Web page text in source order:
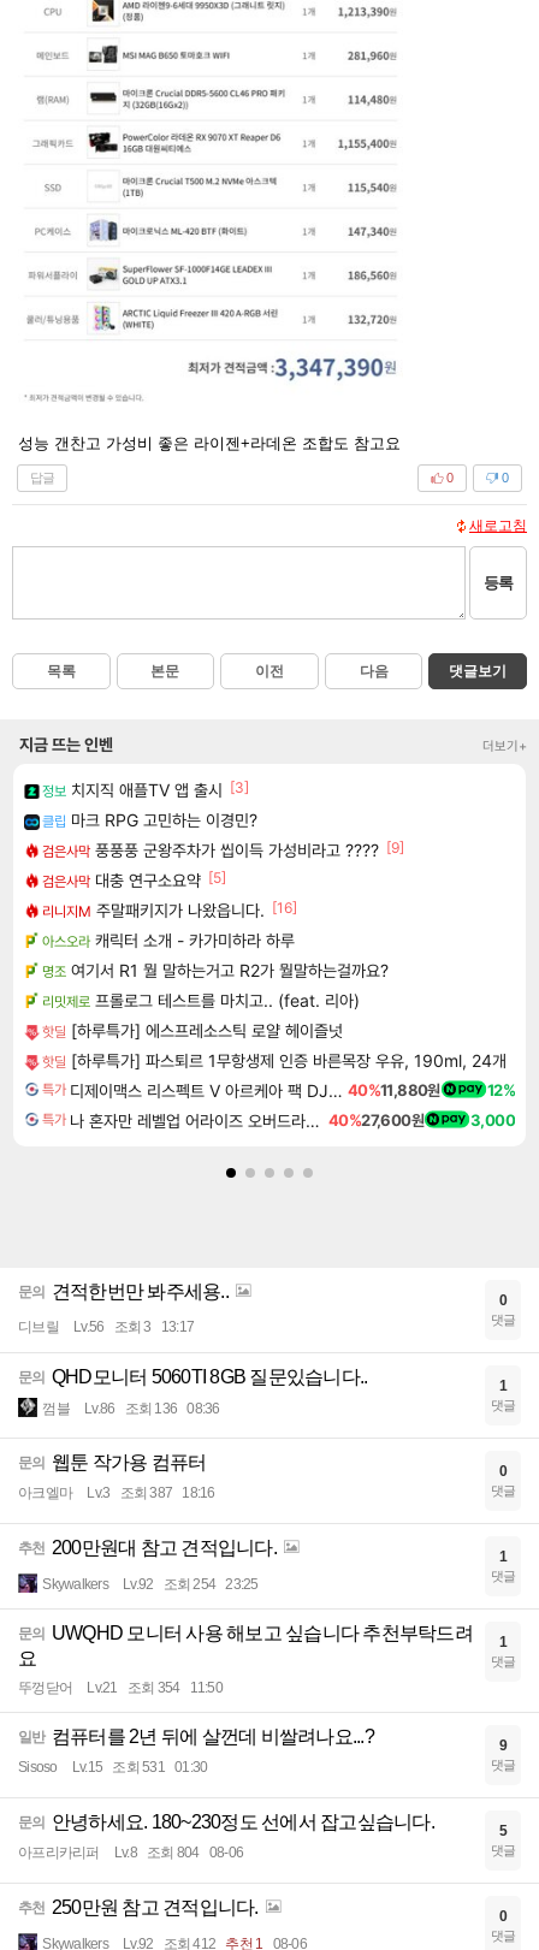
성능 갠찬고 가성비 좋은 라이젠+라데온 조합도 참고요
답글 0
0
새로고침
등록
목록 본문 이전 다음 댓글보기
지금 뜨는 인벤 더보기+
정보 치지직 애플TV 앱 출시 [3]
클립 마크 RPG 고민하는 이경민?
검은사막 풍풍풍 군왕주차가 씹이득 가성비라고 ???? [9]
검은사막 대충 연구소요약 [5]
리니지M 주말패키지가 나왔읍니다. [16]
아스오라 캐릭터 소개 - 카가미하라 하루
명조 여기서 R1 뭘 말하는거고 R2가 뭘말하는걸까요?
리밋제로 프롤로그 테스트를 마치고.. (feat. 리아)
핫딜 [하루특가] 에스프레소스틱 로얄 헤이즐넛
핫딜 [하루특가] 파스퇴르 1무항생제 인증 바른목장 우유, 190ml, 24개
특가 디제이맥스 리스펙트 V 아르케아 팩 DJMAX RESPECT V Arcaea Pack DLC 40%11,880원 12%
특가 나 혼자만 레벨업 어라이즈 오버드라이브 Solo Leveling Arise 40%27,600원 3,000
문의 견적한번만 봐주세용..
디브릴 Lv.56 조회 3 13:17
0
댓글
문의 QHD모니터 5060TI 8GB 질문있습니다..
껌블 Lv.86 조회 136 08:36
1
댓글
문의 웹툰 작가용 컴퓨터
아크엘마 Lv.3 조회 387 18:16
0
댓글
추천 200만원대 참고 견적입니다.
Skywalkers Lv.92 조회 254 23:25
1
댓글
문의 UWQHD 모니터 사용 해보고 싶습니다 추천부탁드려
요
뚜껑닫어 Lv.21 조회 354 11:50
1
댓글
일반 컴퓨터를 2년 뒤에 살껀데 비쌀려나요...?
Sisoso Lv.15 조회 531 01:30
9
댓글
문의 안녕하세요. 180~230정도 선에서 잡고싶습니다.
아프리카리퍼 Lv.8 조회 804 08-06
5
댓글
추천 250만원 참고 견적입니다.
Skywalkers Lv.92 조회 412 추천 1 08-06
0
댓글